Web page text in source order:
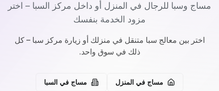
مساج وسبا للرجال في المنزل أو داخل مركز السبا – اختر
مزود الخدمة بنفسك
اختر بين معالج سبا متنقل في منزلك أو زيارة مركز سبا – كل
ذلك في سوق واحد.
مساج في المنزل مساج في السبا